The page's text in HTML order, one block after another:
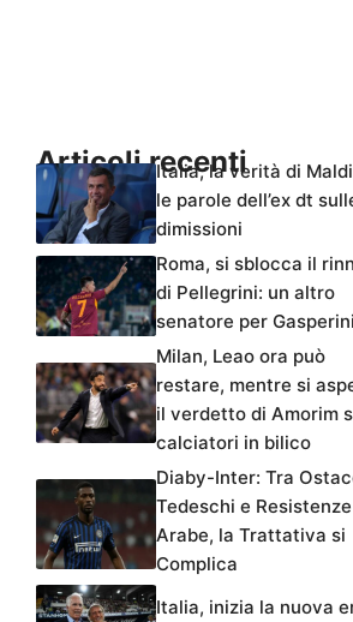
Articoli recenti
Italia, la verità di
le parole dell’ex dt
dimissioni
Roma, si sblocca il
di Pellegrini: un altro
senatore per Gasperini
Milan, Leao ora può
restare, mentre si
il verdetto di Amorim
calciatori in bilico
Diaby-Inter: Tra
Tedeschi e Resistenze
Arabe, la Trattativa si
Complica
Italia, inizia la nuova